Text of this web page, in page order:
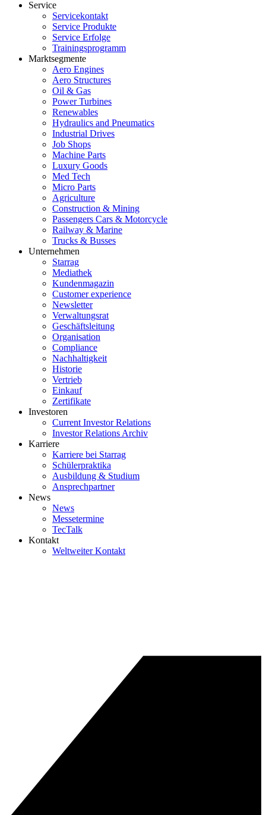
Service
Servicekontakt
Service Produkte
Service Erfolge
Trainingsprogramm
Marktsegmente
Aero Engines
Aero Structures
Oil & Gas
Power Turbines
Renewables
Hydraulics and Pneumatics
Industrial Drives
Job Shops
Machine Parts
Luxury Goods
Med Tech
Micro Parts
Agriculture
Construction & Mining
Passengers Cars & Motorcycle
Railway & Marine
Trucks & Busses
Unternehmen
Starrag
Mediathek
Kundenmagazin
Customer experience
Newsletter
Verwaltungsrat
Geschäftsleitung
Organisation
Compliance
Nachhaltigkeit
Historie
Vertrieb
Einkauf
Zertifikate
Investoren
Current Investor Relations
Investor Relations Archiv
Karriere
Karriere bei Starrag
Schülerpraktika
Ausbildung & Studium
Ansprechpartner
News
News
Messetermine
TecTalk
Kontakt
Weltweiter Kontakt